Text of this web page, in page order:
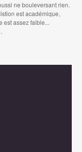
ne bouleversant rien.
est académique,
est assez faible...